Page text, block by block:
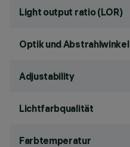
Light output ratio (LOR)
Optik und Abstrahlwinkel
Adjustability
Lichtfarbqualität
Farbtemperatur